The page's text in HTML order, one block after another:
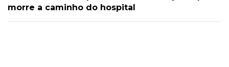
morre a caminho do hospital